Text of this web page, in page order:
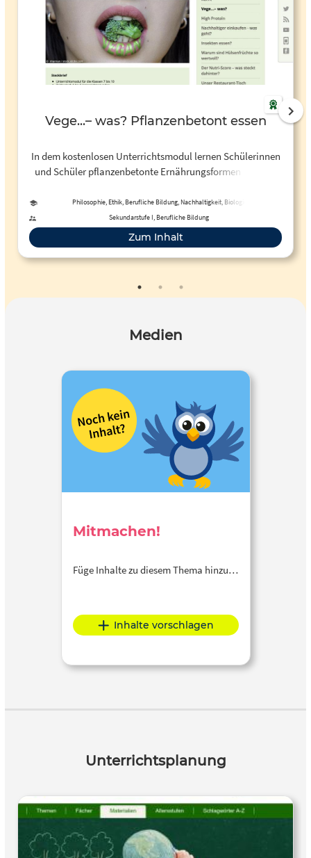
Vege...– was? Pflanzenbetont essen
In dem kostenlosen Unterrichtsmodul lernen Schülerinnen
und Schüler pflanzenbetonte Ernährungsformen aus den
Unterrichtsmodul für die Klassen 7 bis 10
Philosophie, Ethik, Berufliche Bildung, Nachhaltigkeit, Biologie
Sekundarstufe I, Berufliche Bildung
Zum Inhalt
Medien
Mitmachen!
Füge Inhalte zu diesem Thema hinzu…
Inhalte vorschlagen
Unterrichtsplanung